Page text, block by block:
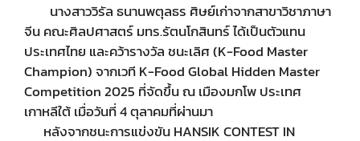
นางสาววิรัล ธนานพตุลธร ศิษย์เก่าจากสาขาวิชาภาษา
จีน คณะศิลปศาสตร์ มทร.รัตนโกสินทร์ ได้เป็นตัวแทน
ประเทศไทย และคว้ารางวัล ชนะเลิศ (K-Food Master
Champion) จากเวที K-Food Global Hidden Master
Competition 2025 ที่จัดขึ้น ณ เมืองมกโพ ประเทศ
เกาหลีใต้ เมื่อวันที่ 4 ตุลาคมที่ผ่านมา
หลังจากชนะการแข่งขัน HANSIK CONTEST IN